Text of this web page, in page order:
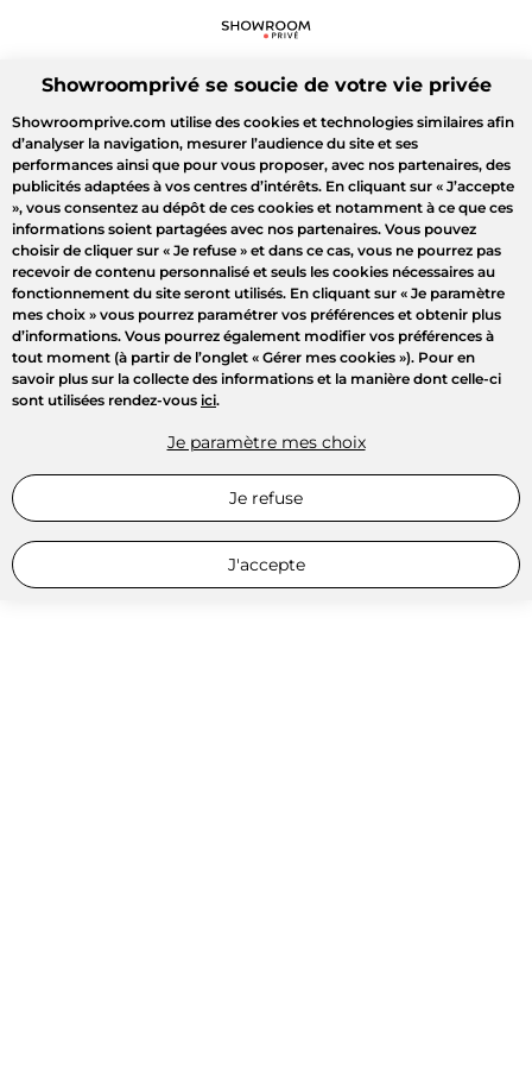
Showroomprivé se soucie de votre vie privée
Showroomprive.com utilise des cookies et technologies similaires afin
d’analyser la navigation, mesurer l’audience du site et ses
performances ainsi que pour vous proposer, avec nos partenaires, des
publicités adaptées à vos centres d’intérêts. En cliquant sur « J’accepte
», vous consentez au dépôt de ces cookies et notamment à ce que ces
informations soient partagées avec nos partenaires. Vous pouvez
choisir de cliquer sur « Je refuse » et dans ce cas, vous ne pourrez pas
recevoir de contenu personnalisé et seuls les cookies nécessaires au
fonctionnement du site seront utilisés. En cliquant sur « Je paramètre
mes choix » vous pourrez paramétrer vos préférences et obtenir plus
d’informations. Vous pourrez également modifier vos préférences à
tout moment (à partir de l’onglet « Gérer mes cookies »). Pour en
savoir plus sur la collecte des informations et la manière dont celle-ci
sont utilisées rendez-vous ici.
Je paramètre mes choix
Je refuse
J'accepte